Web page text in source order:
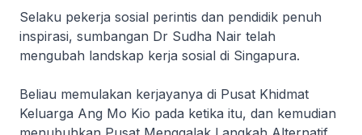
Selaku pekerja sosial perintis dan pendidik penuh
inspirasi, sumbangan Dr Sudha Nair telah
mengubah landskap kerja sosial di Singapura.
Beliau memulakan kerjayanya di Pusat Khidmat
Keluarga Ang Mo Kio pada ketika itu, dan kemudian